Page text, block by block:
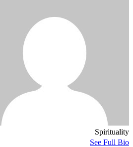
Spirituality
See Full Bio